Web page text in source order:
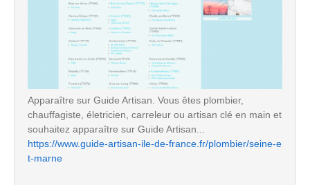
Apparaître sur Guide Artisan. Vous êtes plombier,
chauffagiste, életricien, carreleur ou artisan clé en main et
souhaitez apparaître sur Guide Artisan...
https://www.guide-artisan-ile-de-france.fr/plombier/seine-e
t-marne